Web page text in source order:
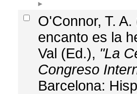
O'Connor, T.
encanto es la
Val (Ed.), "La
Congreso
Barcelona: